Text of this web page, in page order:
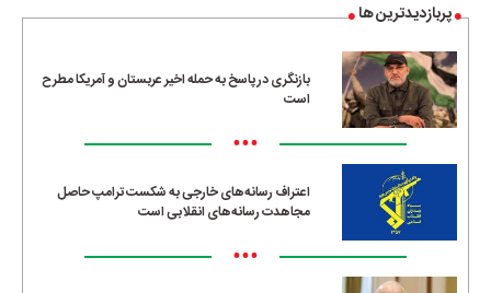
پربازدیدترین ها
بازنگری در پاسخ به حمله اخیر عربستان و آمریکا مطرح
است
•••
اعتراف رسانه‌های خارجی به شکست ترامپ حاصل
مجاهدت رسانه‌های انقلابی است
•••